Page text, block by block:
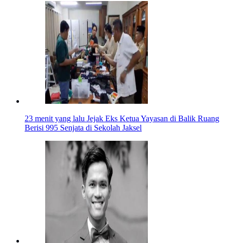
23 menit yang lalu Jejak Eks Ketua Yayasan di Balik Ruang
Berisi 995 Senjata di Sekolah Jaksel